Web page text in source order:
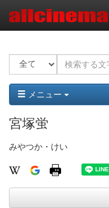
メニュー
宮塚蛍
みやつか・けい